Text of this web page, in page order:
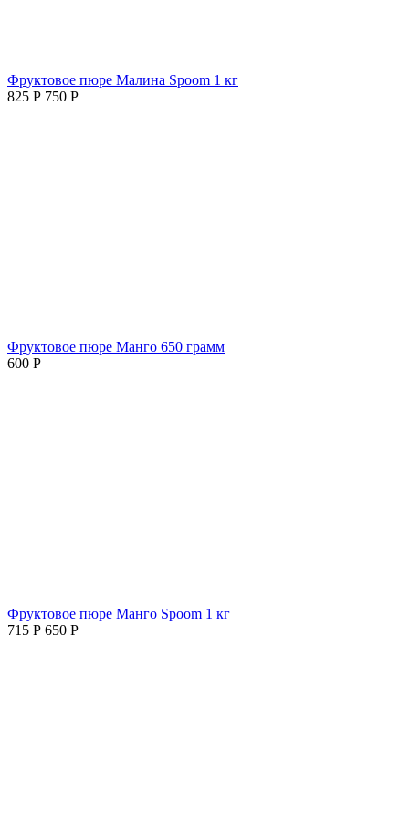
Фруктовое пюре Малина Spoom 1 кг
825 Р 750 Р
Фруктовое пюре Манго 650 грамм
600 Р
Фруктовое пюре Манго Spoom 1 кг
715 Р 650 Р